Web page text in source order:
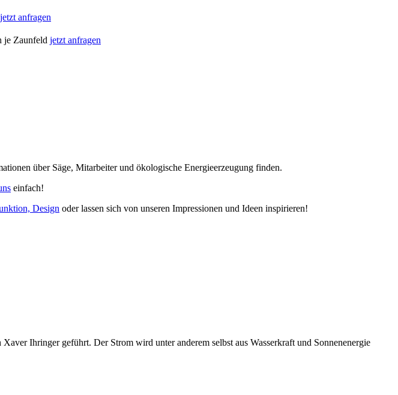
jetzt anfragen
je Zaunfeld jetzt anfragen
über Säge, Mitarbeiter und ökologische Energieerzeugung finden.
einfach!
Design oder lassen sich von unseren Impressionen und Ideen inspirieren!
Ihringer geführt. Der Strom wird unter anderem selbst aus Wasserkraft und Sonnenenergie